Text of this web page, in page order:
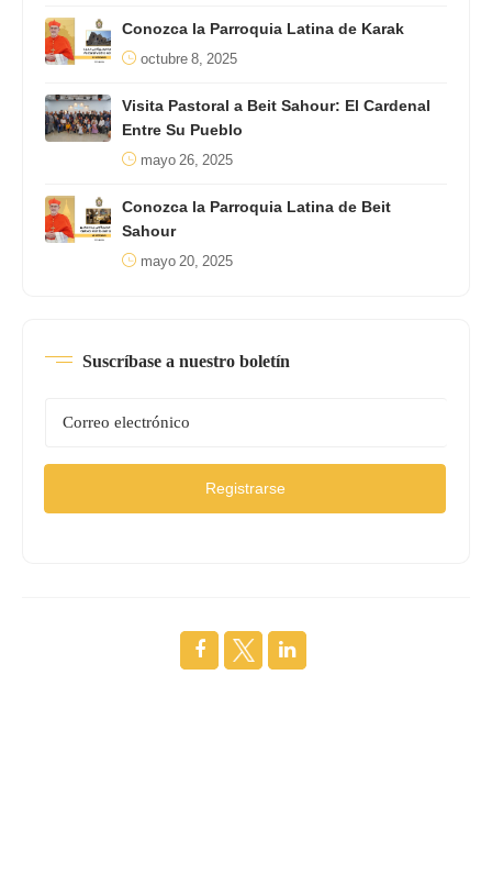
Conozca la Parroquia Latina de Karak
octubre 8, 2025
Visita Pastoral a Beit Sahour: El Cardenal
Entre Su Pueblo
mayo 26, 2025
Conozca la Parroquia Latina de Beit
Sahour
mayo 20, 2025
Suscríbase a nuestro boletín
Registrarse